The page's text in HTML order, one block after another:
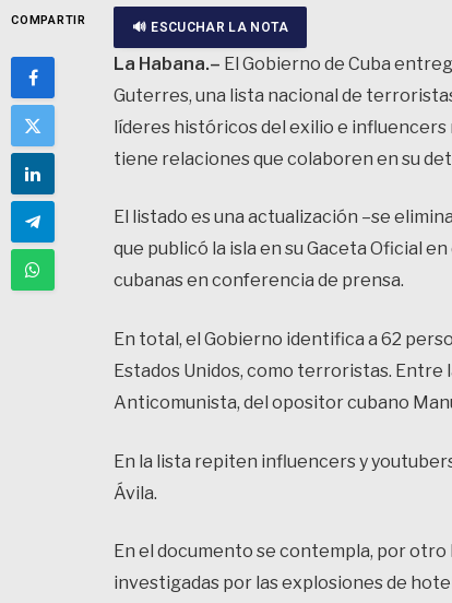
COMPARTIR 🔊 ESCUCHAR LA NOTA
La Habana.– El Gobierno de Cuba
Guterres, una lista nacional de
líderes históricos del exilio e influencers
tiene relaciones que colaboren en su
El listado es una actualización –se
que publicó la isla en su Gaceta Oficial
cubanas en conferencia de prensa.
En total, el Gobierno identifica a 62
Estados Unidos, como terroristas. Entre
Anticomunista, del opositor cubano
En la lista repiten influencers y
Ávila.
En el documento se contempla, por otro
investigadas por las explosiones de